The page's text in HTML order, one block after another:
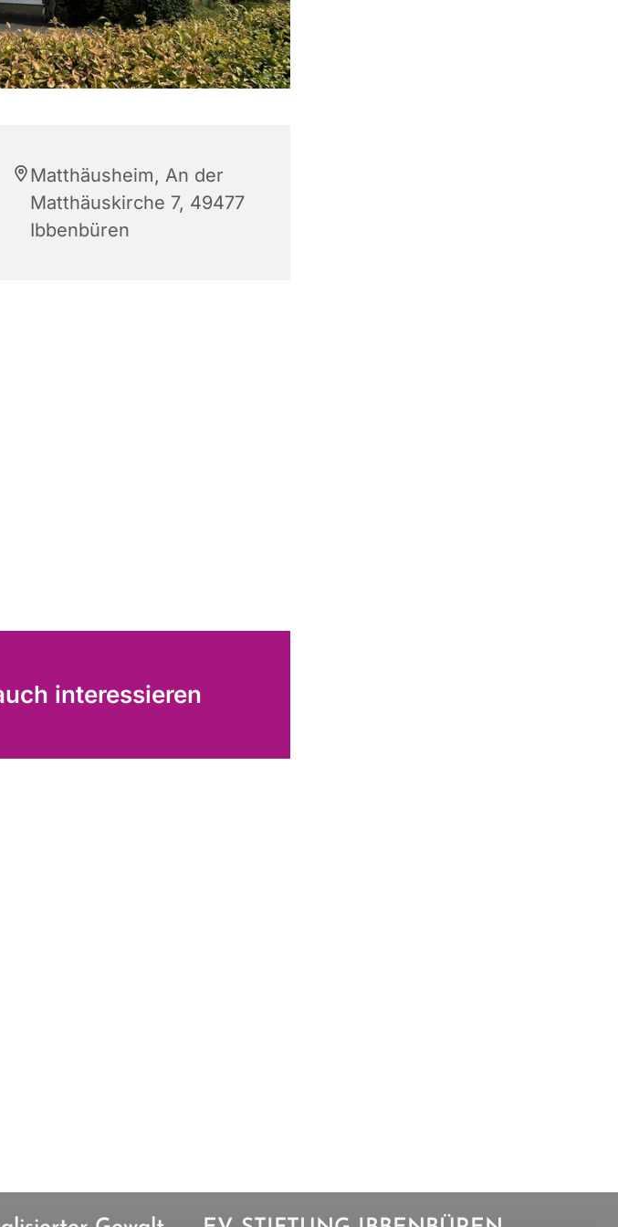
Matthäusheim, An der
Matthäuskirche 7, 49477
Ibbenbüren
interessieren